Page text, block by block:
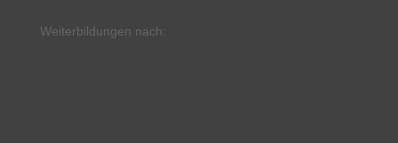
Weiterbildungen nach: